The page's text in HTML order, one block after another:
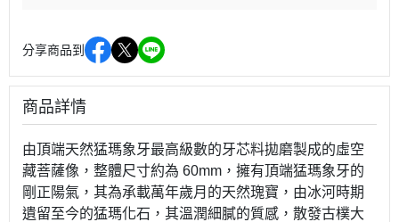
分享商品到
商品詳情
由頂端天然猛瑪象牙最高級數的牙芯料拋磨製成的虛空
藏菩薩像，整體尺寸約為 60mm，擁有頂端猛瑪象牙的
剛正陽氣，其為承載萬年歲月的天然瑰寶，由冰河時期
遺留至今的猛瑪化石，其溫潤細膩的質感，散發古樸大